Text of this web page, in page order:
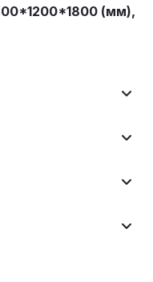
(мм),